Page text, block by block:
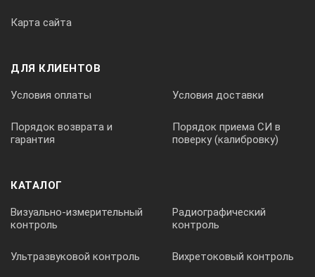
Комплект поставки:
1. Рефрактометр МЕГЕОН 72006 — 1 шт.
3. Пипетка — 1 шт.
5. Руководство по эксплуатации — 1 экз.
6. Гарантийный талон — 1 экз.
Карта сайта
ДЛЯ КЛИЕНТОВ
Условия оплаты Условия доставки
Порядок возврата и
гарантия
Порядок приема СИ в
поверку (калибровку)
КАТАЛОГ
Визуально-измерительный
контроль
Радиографический
контроль
Ультразвуковой контроль Вихретоковый контроль